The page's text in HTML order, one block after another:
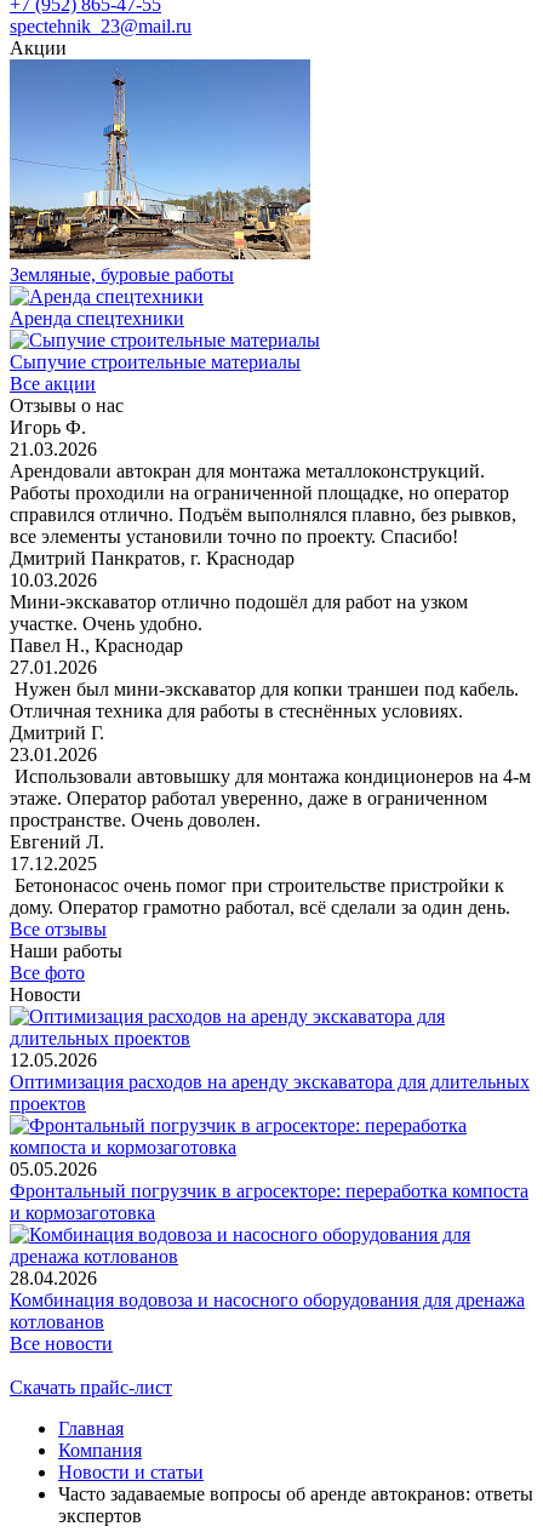
+7 (952) 865-47-55
spectehnik_23@mail.ru
Акции
Земляные, буровые работы
Аренда спецтехники
Сыпучие строительные материалы
Все акции
Отзывы о нас
Игорь Ф.
21.03.2026
Арендовали автокран для монтажа металлоконструкций.
Работы проходили на ограниченной площадке, но оператор
справился отлично. Подъём выполнялся плавно, без рывков,
все элементы установили точно по проекту. Спасибо!
Дмитрий Панкратов, г. Краснодар
10.03.2026
Мини-экскаватор отлично подошёл для работ на узком
участке. Очень удобно.
Павел Н., Краснодар
27.01.2026
Нужен был мини-экскаватор для копки траншеи под кабель.
Отличная техника для работы в стеснённых условиях.
Дмитрий Г.
23.01.2026
Использовали автовышку для монтажа кондиционеров на 4-м
этаже. Оператор работал уверенно, даже в ограниченном
пространстве. Очень доволен.
Евгений Л.
17.12.2025
Бетононасос очень помог при строительстве пристройки к
дому. Оператор грамотно работал, всё сделали за один день.
Все отзывы
Наши работы
Все фото
Новости
12.05.2026
Оптимизация расходов на аренду экскаватора для длительных
проектов
05.05.2026
Фронтальный погрузчик в агросекторе: переработка компоста
и кормозаготовка
28.04.2026
Комбинация водовоза и насосного оборудования для дренажа
котлованов
Все новости
Скачать прайс-лист
Главная
Компания
Новости и статьи
Часто задаваемые вопросы об аренде автокранов: ответы
экспертов